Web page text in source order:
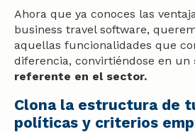
Ahora que ya conoces las
business travel software,
aquellas funcionalidades que
diferencia, convirtiéndose en un
referente en el sector.
Clona la estructura de
políticas y criterios